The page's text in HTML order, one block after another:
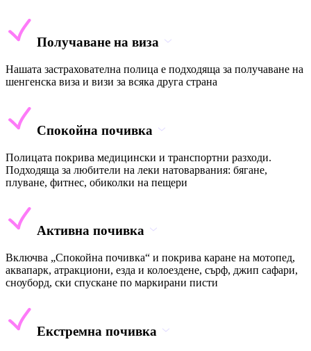
Получаване на виза
Нашата застрахователна полица е подходяща за получаване на
шенгенска виза и визи за всяка друга страна
Спокойна почивка
Полицата покрива медицински и транспортни разходи.
Подходяща за любители на леки натоварвания: бягане,
плуване, фитнес, обиколки на пещери
Активна почивка
Включва „Спокойна почивка“ и покрива каране на мотопед,
аквапарк, атракциони, езда и колоездене, сърф, джип сафари,
сноуборд, ски спускане по маркирани писти
Екстремна почивка